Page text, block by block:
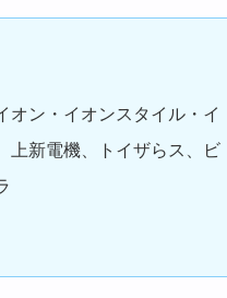
オン・イオンスタイル・イ
上新電機、トイザらス、ビ